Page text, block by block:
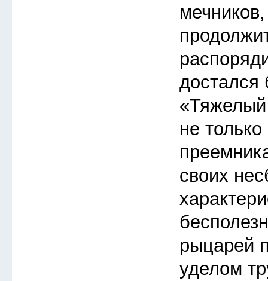
не
своих
рыцарей
уделом